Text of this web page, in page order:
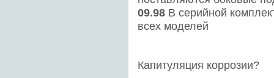
09.98 В серийной
всех моделей
Капитуляция коррозии?